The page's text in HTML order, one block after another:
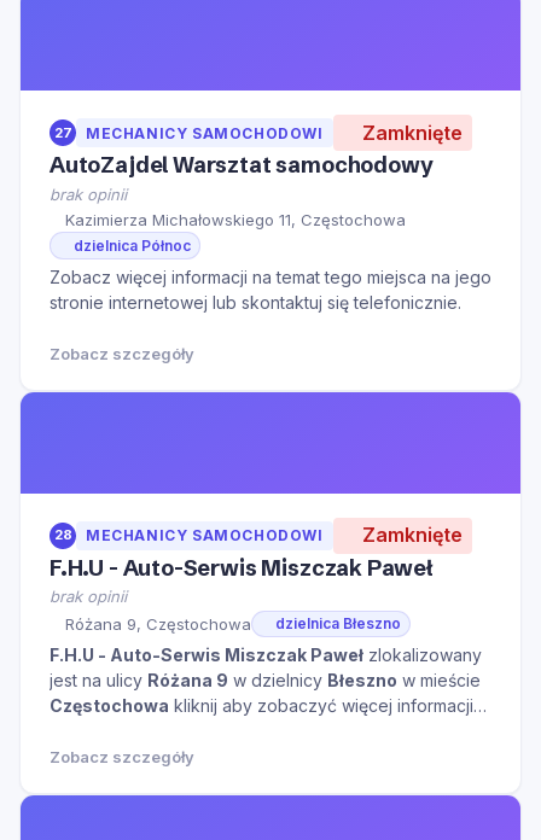
27 MECHANICY SAMOCHODOWI Zamknięte
AutoZajdel Warsztat samochodowy
brak opinii
Kazimierza Michałowskiego 11, Częstochowa
dzielnica Północ
Zobacz więcej informacji na temat tego miejsca na jego
stronie internetowej lub skontaktuj się telefonicznie.
Zobacz szczegóły
28 MECHANICY SAMOCHODOWI Zamknięte
F.H.U - Auto-Serwis Miszczak Paweł
brak opinii
Różana 9, Częstochowa
dzielnica Błeszno
F.H.U - Auto-Serwis Miszczak Paweł zlokalizowany
jest na ulicy Różana 9 w dzielnicy Błeszno w mieście
Częstochowa kliknij aby zobaczyć więcej informacji
Zobacz szczegóły